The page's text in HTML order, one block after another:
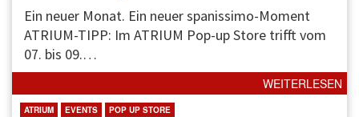
Ein neuer Monat. Ein neuer spanissimo-Moment
ATRIUM-TIPP: Im ATRIUM Pop-up Store trifft vom
07. bis 09.…
WEITERLESEN
ATRIUM EVENTS POP UP STORE